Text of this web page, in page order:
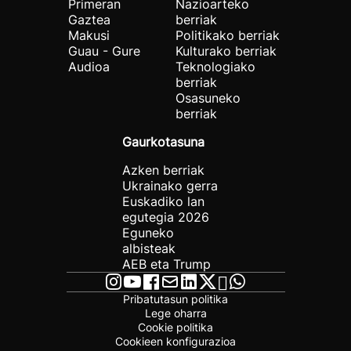
Primeran
Gaztea
Makusi
Guau - Gure
Audioa
Nazioarteko
berriak
Politikako berriak
Kulturako berriak
Teknologiako
berriak
Osasuneko
berriak
Gaurkotasuna
Azken berriak
Ukrainako gerra
Euskadiko lan
egutegia 2026
Eguneko
albisteak
AEB eta Trump
Pribatutasun politika
Lege oharra
Cookie politika
Cookieen konfigurazioa